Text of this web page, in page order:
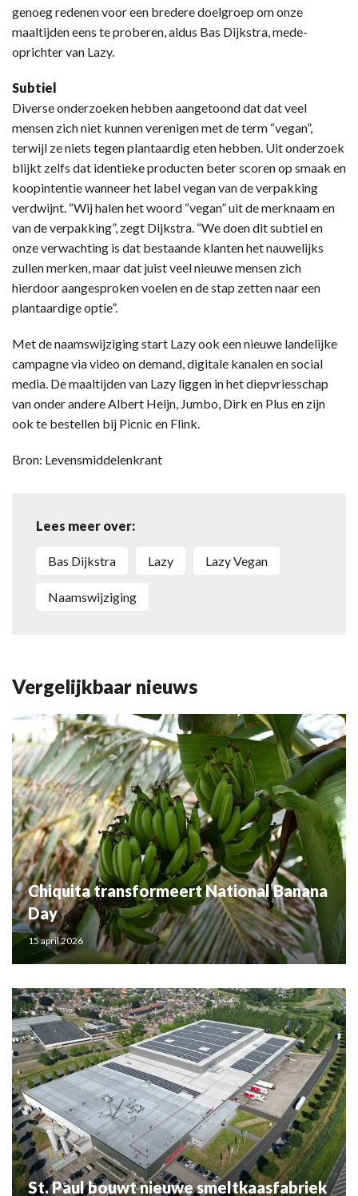
genoeg redenen voor een bredere doelgroep om onze
maaltijden eens te proberen, aldus Bas Dijkstra, mede-
oprichter van Lazy.
Subtiel
Diverse onderzoeken hebben aangetoond dat dat veel
mensen zich niet kunnen verenigen met de term “vegan”,
terwijl ze niets tegen plantaardig eten hebben. Uit onderzoek
blijkt zelfs dat identieke producten beter scoren op smaak en
koopintentie wanneer het label vegan van de verpakking
verdwijnt. “Wij halen het woord “vegan” uit de merknaam en
van de verpakking”, zegt Dijkstra. “We doen dit subtiel en
onze verwachting is dat bestaande klanten het nauwelijks
zullen merken, maar dat juist veel nieuwe mensen zich
hierdoor aangesproken voelen en de stap zetten naar een
plantaardige optie”.
Met de naamswijziging start Lazy ook een nieuwe landelijke
campagne via video on demand, digitale kanalen en social
media. De maaltijden van Lazy liggen in het diepvriesschap
van onder andere Albert Heijn, Jumbo, Dirk en Plus en zijn
ook te bestellen bij Picnic en Flink.
Bron: Levensmiddelenkrant
Lees meer over:
Bas Dijkstra Lazy Lazy Vegan
naamswijziging
Vergelijkbaar nieuws
Chiquita transformeert National Banana
Day
15 april 2026
St. Paul bouwt nieuwe smeltkaasfabriek